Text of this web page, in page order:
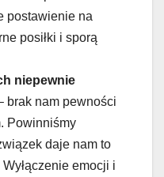
postawienie na
posiłki i sporą
niepewnie
brak nam pewności
Powinniśmy
daje nam to
emocji i